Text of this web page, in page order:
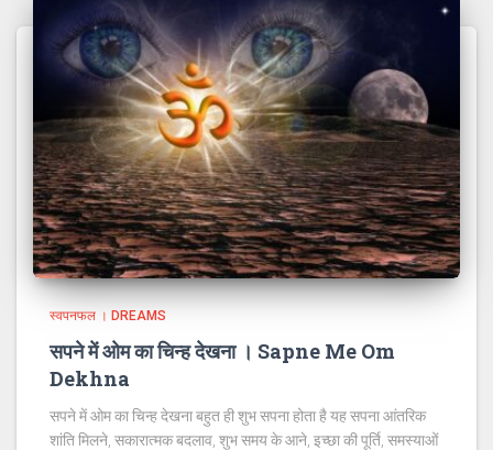
स्वपनफल । DREAMS
सपने में ओम का चिन्ह देखना । Sapne Me Om
Dekhna
सपने में ओम का चिन्ह देखना बहुत ही शुभ सपना होता है यह सपना आंतरिक
शांति मिलने, सकारात्मक बदलाव, शुभ समय के आने, इच्छा की पूर्ति, समस्याओं